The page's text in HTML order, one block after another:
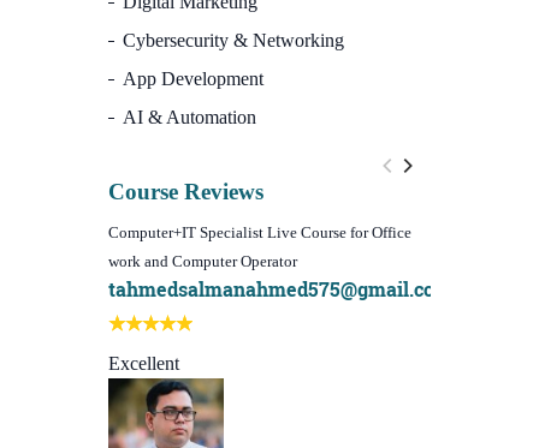
Cybersecurity & Networking
App Development
AI & Automation
Course Reviews
Computer+IT Specialist Live Course for Office
work and Computer Operator
tahmedsalmanahmed575@gmail.com
Excellent